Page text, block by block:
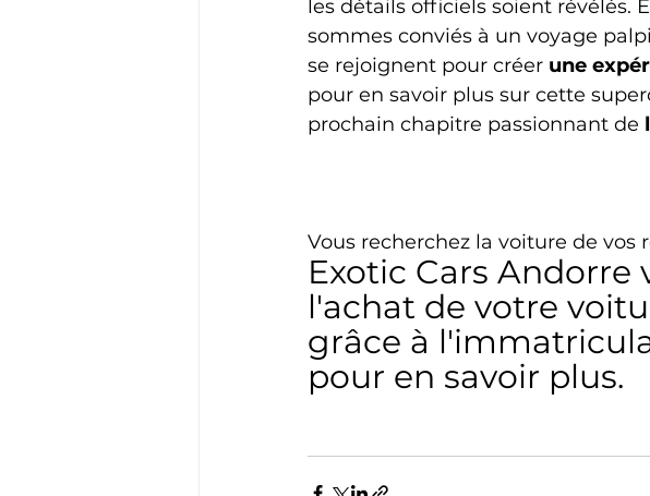
les détails officiels soient révélés.
sommes conviés à un voyage
se rejoignent pour créer une
pour en savoir plus sur cette
prochain chapitre passionnant de
Vous recherchez la voiture de vos
Exotic Cars
l'achat de votre
grâce à
pour en savoir plus.